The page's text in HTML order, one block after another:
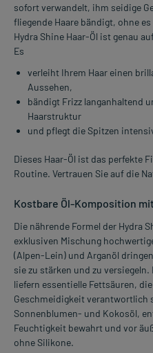
sofort verwandelt, ihm seidige
fliegende Haare bändigt, ohne es
Hydra Shine Haar-Öl ist genau
Es
verleiht Ihrem Haar einen
Aussehen,
bändigt Frizz langanhaltend
Haarstruktur
und pflegt die Spitzen
Dieses Haar-Öl ist das perfekte
Routine. Vertrauen Sie auf die
Kostbare Öl-Komposition
Die nährende Formel der Hydra
exklusiven Mischung
(Alpen-Lein) und Arganöl
sie zu stärken und zu
liefern essentielle Fettsäuren,
Geschmeidigkeit verantwortlich
Sonnenblumen- und Kokosöl,
Feuchtigkeit bewahrt und vor
ohne Silikone.